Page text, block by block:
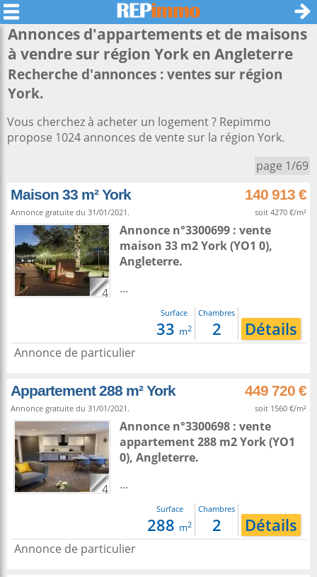
Annonces d'appartements et de maisons
à vendre sur région York en Angleterre
Recherche d'annonces : ventes sur région
York.
Vous cherchez à acheter un logement ? Repimmo
propose 1024 annonces de vente sur la région York.
page 1/69
Maison 33 m² York 140 913 €
Annonce gratuite du 31/01/2021. soit 4270 €/m²
4
Annonce n°3300699 : vente
maison 33 m2York(YO1 0),
Angleterre.
...
Surface
33 m2
Chambres
2 Détails
Annonce de particulier
Appartement 288 m² York 449 720 €
Annonce gratuite du 31/01/2021. soit 1560 €/m²
4
Annonce n°3300698 : vente
appartement 288 m2York(YO1
0), Angleterre.
...
Surface
288 m2
Chambres
2 Détails
Annonce de particulier